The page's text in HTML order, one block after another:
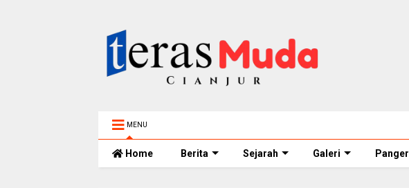
MENU
Home Berita Sejarah Galeri